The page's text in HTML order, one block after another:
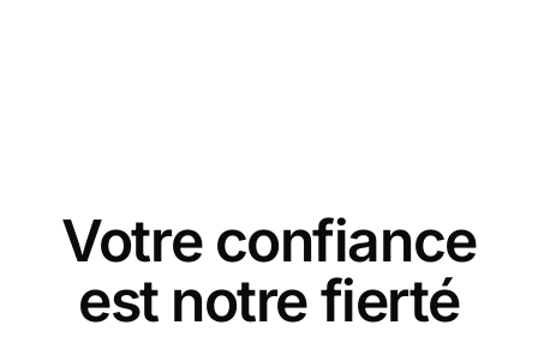
Votre confiance
est notre fierté